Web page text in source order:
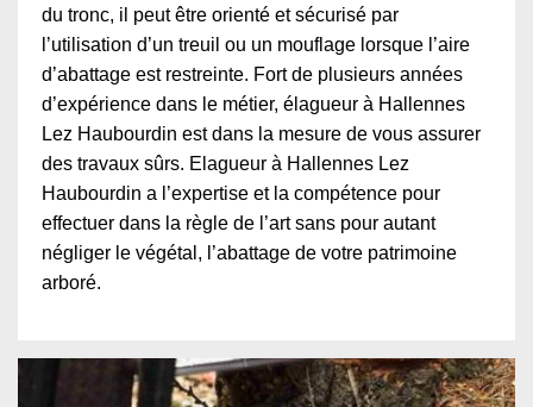
du tronc, il peut être orienté et sécurisé par
l’utilisation d’un treuil ou un mouflage lorsque l’aire
d’abattage est restreinte. Fort de plusieurs années
d’expérience dans le métier, élagueur à Hallennes
Lez Haubourdin est dans la mesure de vous assurer
des travaux sûrs. Elagueur à Hallennes Lez
Haubourdin a l’expertise et la compétence pour
effectuer dans la règle de l’art sans pour autant
négliger le végétal, l’abattage de votre patrimoine
arboré.